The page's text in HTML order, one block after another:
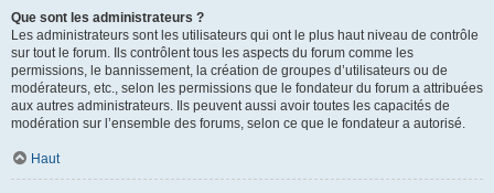
Que sont les administrateurs ?
Les administrateurs sont les utilisateurs qui ont le plus haut niveau de contrôle
sur tout le forum. Ils contrôlent tous les aspects du forum comme les
permissions, le bannissement, la création de groupes d’utilisateurs ou de
modérateurs, etc., selon les permissions que le fondateur du forum a attribuées
aux autres administrateurs. Ils peuvent aussi avoir toutes les capacités de
modération sur l’ensemble des forums, selon ce que le fondateur a autorisé.
Haut